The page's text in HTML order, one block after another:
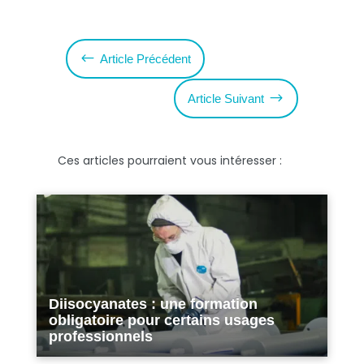
# Article Précédent
Article Suivant $
Ces articles pourraient vous intéresser :
Diisocyanates : une formation
obligatoire pour certains usages
professionnels